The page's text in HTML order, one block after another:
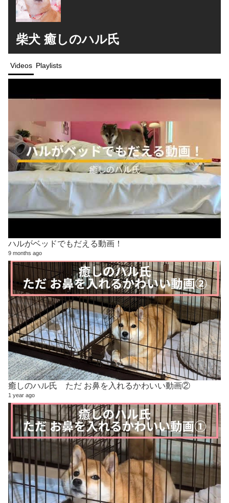
柴犬 癒しのハル氏
Videos Playlists
ハルがベッドでもだえる動画！
9 months ago
癒しのハル氏 ただ お鼻を入れるかわいい動画②
1 year ago